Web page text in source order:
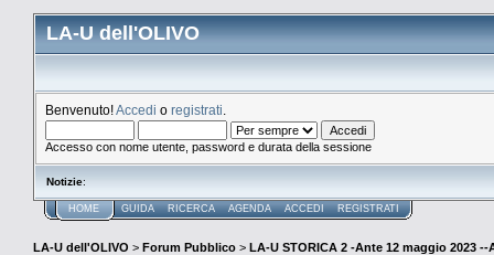
LA-U dell'OLIVO
Benvenuto!Accedi o registrati
Accesso con nome utente, password e durata della sessione
Notizie:
HOME GUIDA RICERCA AGENDA ACCEDI REGISTRATI
LA-U dell'OLIVO > Forum Pubblico > LA-U STORICA 2 -Ante 12 maggio 2023 --